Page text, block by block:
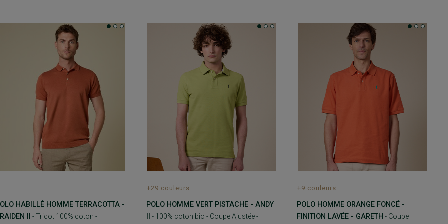
HABILLÉ HOMME TERRACOTTA -
II
- Tricot 100% coton -
+29 couleurs
POLO HOMME VERT PISTACHE - ANDY
- 100% coton bio - Coupe Ajustée -
+9 couleurs
POLO HOMME ORANGE FONCÉ -
FINITION LAVÉE - GARETH - Coupe